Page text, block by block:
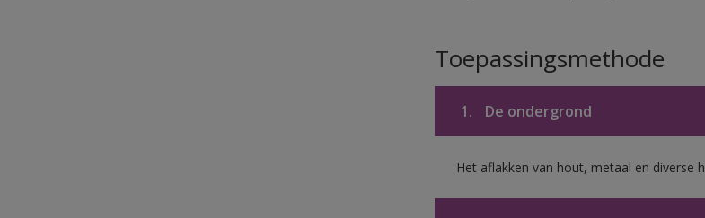
Toepassingsmethode
1. De ondergrond
Het aflakken van hout, metaal en diverse